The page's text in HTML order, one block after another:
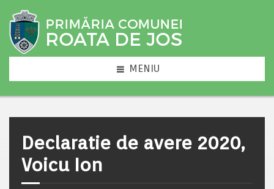
MENIU
Declaratie de avere 2020,
Voicu Ion